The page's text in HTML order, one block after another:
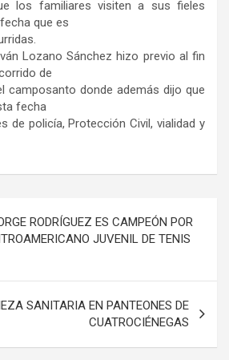
los familiares visiten a sus fieles
que es
Lozano Sánchez hizo previo al fin
de
camposanto donde además dijo que
fecha
de policía, Protección Civil, vialidad y
RODRÍGUEZ ES CAMPEÓN POR
JUVENIL DE TENIS
SANITARIA EN PANTEONES DE
CUATROCIÉNEGAS